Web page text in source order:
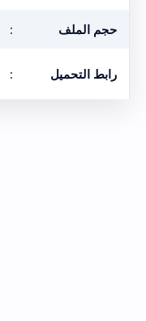
حجم الملف :
رابط التحميل :